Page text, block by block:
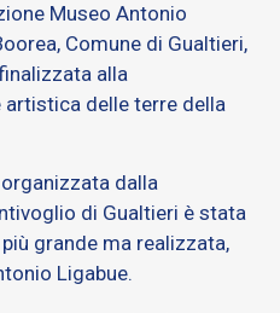
Museo Antonio
alla
delle terre della
dalla
ma realizzata,
Ligabue.